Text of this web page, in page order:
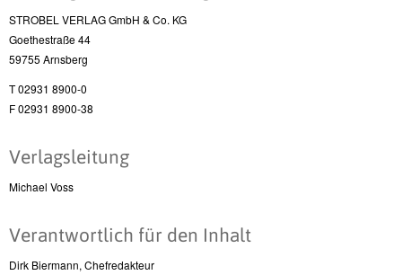
STROBEL VERLAG GmbH & Co. KG
Goethestraße 44
59755 Arnsberg
T 02931 8900-0
F 02931 8900-38
Verlagsleitung
Michael Voss
Verantwortlich für den Inhalt
Dirk Biermann, Chefredakteur